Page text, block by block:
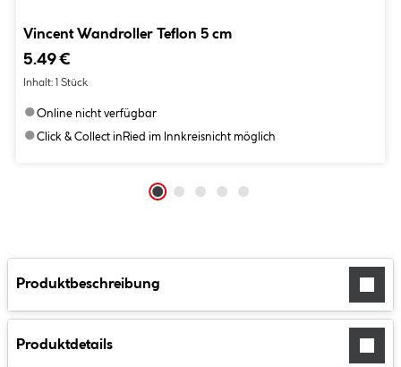
Vincent Wandroller Teflon 5 cm
5.49 €
Inhalt: 1 Stück
●Online nicht verfügbar
●Click & Collect in Ried im Innkreisnicht möglich
Produktbeschreibung
Produktdetails